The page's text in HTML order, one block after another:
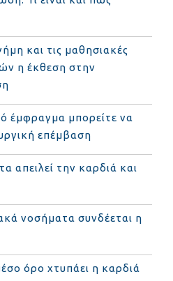
και τις μαθησιακές
η έκθεση στην
έμφραγμα μπορείτε να
επέμβαση
απειλεί την καρδιά και
νοσήματα συνδέεται η
όρο χτυπάει η καρδιά